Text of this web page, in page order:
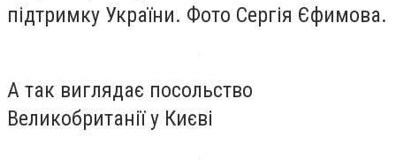
підтримку України. Фото Сергія Єфимова.
А так виглядає посольство
Великобританії у Києві